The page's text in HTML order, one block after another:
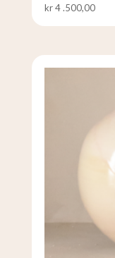
kr4 .500,00